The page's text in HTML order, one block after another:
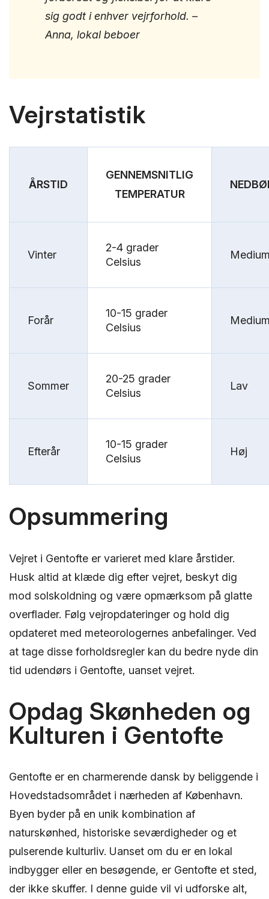
sig godt i enhver vejrforhold. –
Anna, lokal beboer
Vejrstatistik
ÅRSTID
GENNEMSNITLIG
TEMPERATUR
Vinter
2-4 grader
Celsius
Forår
10-15 grader
Celsius
Sommer
20-25 grader
Celsius
Lav
Efterår
10-15 grader
Celsius
Høj
Opsummering
Vejret i Gentofte er varieret med klare årstider.
Husk altid at klæde dig efter vejret, beskyt dig
mod solskoldning og være opmærksom på glatte
overflader. Følg vejropdateringer og hold dig
opdateret med meteorologernes anbefalinger. Ved
at tage disse forholdsregler kan du bedre nyde din
tid udendørs i Gentofte, uanset vejret.
Opdag Skønheden og
Kulturen i Gentofte
Gentofte er en charmerende dansk by beliggende i
Hovedstadsområdet i nærheden af København.
Byen byder på en unik kombination af
naturskønhed, historiske seværdigheder og et
pulserende kulturliv. Uanset om du er en lokal
indbygger eller en besøgende, er Gentofte et sted,
der ikke skuffer. I denne guide vil vi udforske alt,